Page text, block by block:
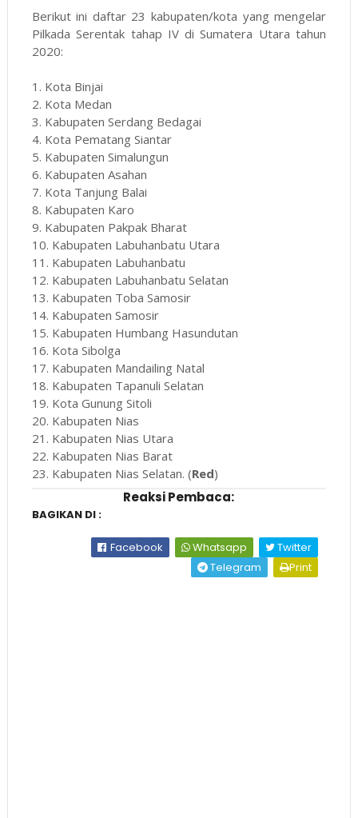
Berikut ini daftar 23 kabupaten/kota yang mengelar
Pilkada Serentak tahap IV di Sumatera Utara tahun
2020:
1. Kota Binjai
2. Kota Medan
3. Kabupaten Serdang Bedagai
4. Kota Pematang Siantar
5. Kabupaten Simalungun
6. Kabupaten Asahan
7. Kota Tanjung Balai
8. Kabupaten Karo
9. Kabupaten Pakpak Bharat
10. Kabupaten Labuhanbatu Utara
11. Kabupaten Labuhanbatu
12. Kabupaten Labuhanbatu Selatan
13. Kabupaten Toba Samosir
14. Kabupaten Samosir
15. Kabupaten Humbang Hasundutan
16. Kota Sibolga
17. Kabupaten Mandailing Natal
18. Kabupaten Tapanuli Selatan
19. Kota Gunung Sitoli
20. Kabupaten Nias
21. Kabupaten Nias Utara
22. Kabupaten Nias Barat
23. Kabupaten Nias Selatan. (Red)
Reaksi Pembaca:
BAGIKAN DI :
Facebook Whatsapp
Twitter
Telegram
Print